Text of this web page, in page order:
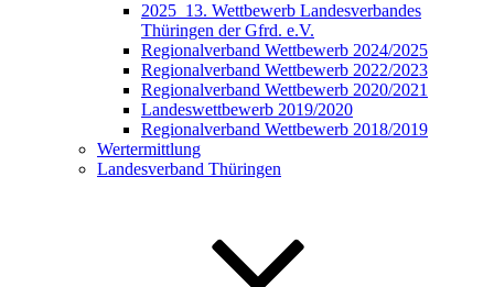
2025_13. Wettbewerb Landesverbandes
Thüringen der Gfrd. e.V.
Regionalverband Wettbewerb 2024/2025
Regionalverband Wettbewerb 2022/2023
Regionalverband Wettbewerb 2020/2021
Landeswettbewerb 2019/2020
Regionalverband Wettbewerb 2018/2019
Wertermittlung
Landesverband Thüringen